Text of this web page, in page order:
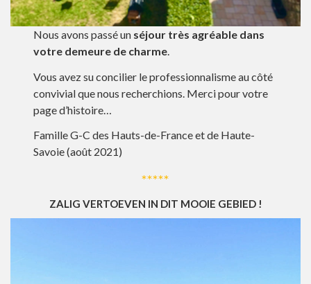
Nous avons passé un séjour très agréable dans
votre demeure de charme.
Vous avez su concilier le professionnalisme au côté
convivial que nous recherchions. Merci pour votre
page d’histoire…
Famille G-C des Hauts-de-France et de Haute-
Savoie (août 2021)
*****
ZALIG VERTOEVEN IN DIT MOOIE GEBIED !